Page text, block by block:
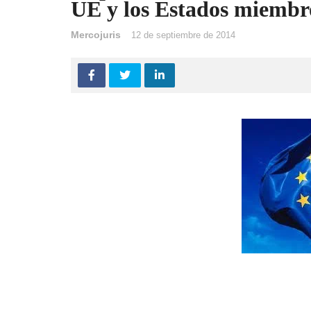
UE y los Estados
Mercojuris 12 de septiembre de 2014